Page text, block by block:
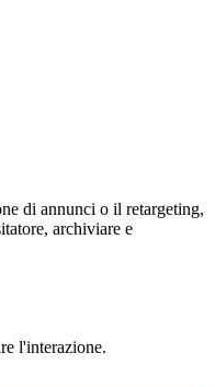
di annunci o il retargeting,
archiviare e
l'interazione.